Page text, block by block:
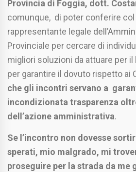
Provincia di Foggia, dott.
comunque, di poter conferire
rappresentante legale
Provinciale per cercare di
migliori soluzioni da attuare per il
per garantire il dovuto rispetto ai
che gli incontri servano a
incondizionata trasparenza
dell’azione amministrativa.
Se l’incontro non dovesse
sperati, mio malgrado, mi
proseguire per la strada da me